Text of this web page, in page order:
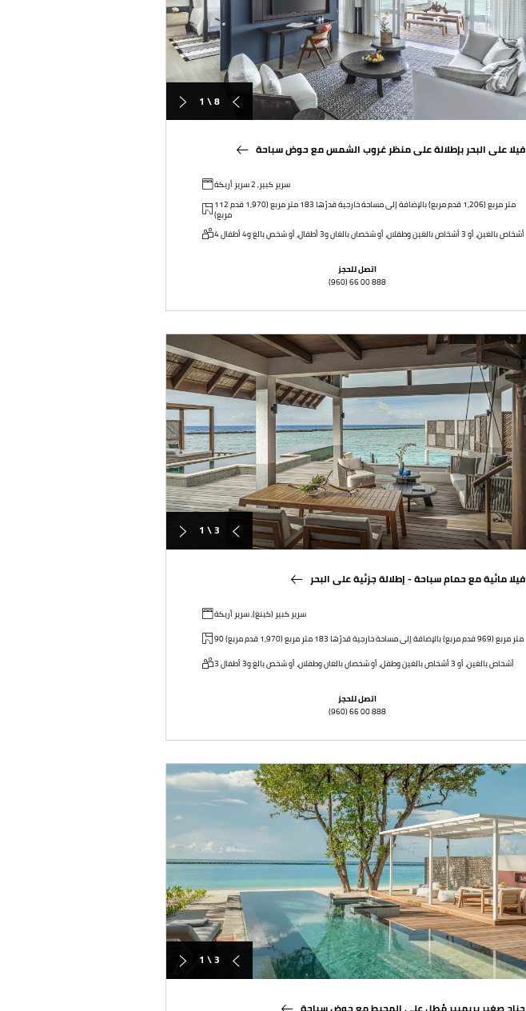
1 \ 8
فيلا على البحر بإطلالة على منظر غروب الشمس مع حوض سباحة
سرير كبير, 2 سرير أريكة
112 متر مربع (1,206 قدم مربع) بالإضافة إلى مساحة خارجية قدرُها 183 متر مربع (1,970 قدم
مربع)
4 أشخاص بالغين، أو 3 أشخاص بالغين وطفلان، أو شخصان بالغان و3 أطفال، أو شخص بالغ و4 أطفال
اتصل للحجز
(960) 66 00 888
1 \ 3
فيلا مائية مع حمام سباحة - إطلالة جزئية على البحر
سرير كبير (كينغ), سرير أريكة
90 متر مربع (969 قدم مربع) بالإضافة إلى مساحة خارجية قدرُها 183 متر مربع (1,970 قدم مربع)
3 أشخاص بالغين، أو 3 أشخاص بالغين وطفل، أو شخصان بالغان وطفلان، أو شخص بالغ و3 أطفال
اتصل للحجز
(960) 66 00 888
1 \ 3